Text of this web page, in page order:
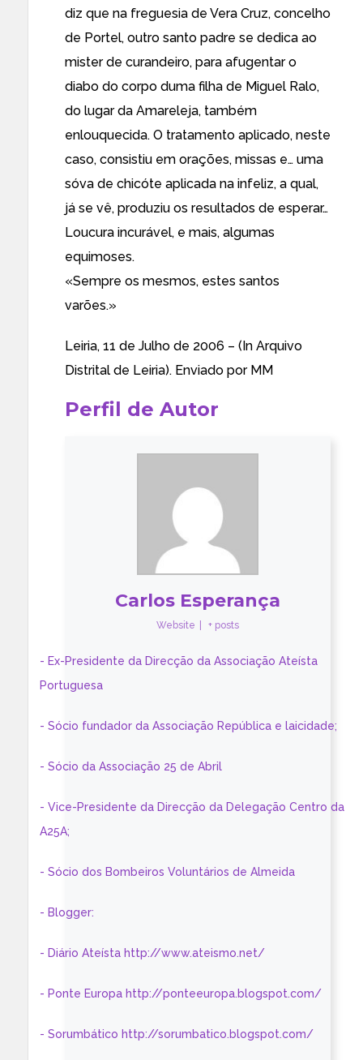
diz que na freguesia de Vera Cruz, concelho
de Portel, outro santo padre se dedica ao
mister de curandeiro, para afugentar o
diabo do corpo duma filha de Miguel Ralo,
do lugar da Amareleja, também
enlouquecida. O tratamento aplicado, neste
caso, consistiu em orações, missas e… uma
sóva de chicóte aplicada na infeliz, a qual,
já se vê, produziu os resultados de esperar…
Loucura incurável, e mais, algumas
equimoses.
«Sempre os mesmos, estes santos
varões.»
Leiria, 11 de Julho de 2006 – (In Arquivo
Distrital de Leiria). Enviado por MM
Perfil de Autor
Carlos Esperança
Website + posts
- Ex-Presidente da Direcção da Associação Ateísta
Portuguesa
- Sócio fundador da Associação República e laicidade;
- Sócio da Associação 25 de Abril
- Vice-Presidente da Direcção da Delegação Centro da
A25A;
- Sócio dos Bombeiros Voluntários de Almeida
- Blogger:
- Diário Ateísta http://www.ateismo.net/
- Ponte Europa http://ponteeuropa.blogspot.com/
- Sorumbático http://sorumbatico.blogspot.com/